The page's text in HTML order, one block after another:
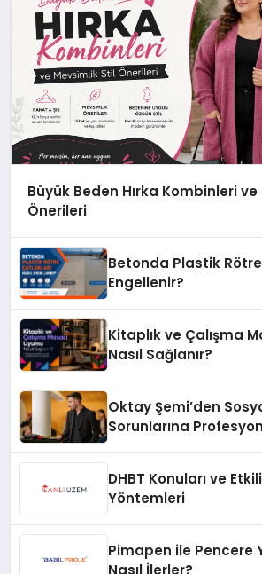
Büyük Beden Hırka Kombinleri
Önerileri
Betonda Plastik
Engellenir?
Kitaplık ve Çalışma
Nasıl Sağlanır?
Oktay Şemi’den
Sorunlarına
DHBT Konuları ve
Yöntemleri
Pimapen ile Pencere